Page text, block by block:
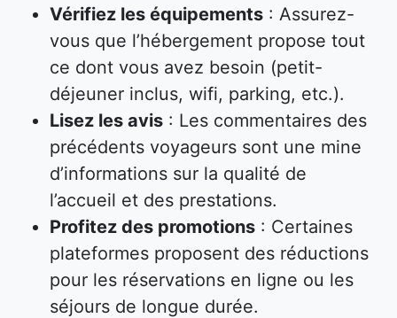
Vérifiez les équipements : Assurez-
vous que l’hébergement propose tout
ce dont vous avez besoin (petit-
déjeuner inclus, wifi, parking, etc.).
Lisez les avis : Les commentaires des
précédents voyageurs sont une mine
d’informations sur la qualité de
l’accueil et des prestations.
Profitez des promotions : Certaines
plateformes proposent des réductions
pour les réservations en ligne ou les
séjours de longue durée.